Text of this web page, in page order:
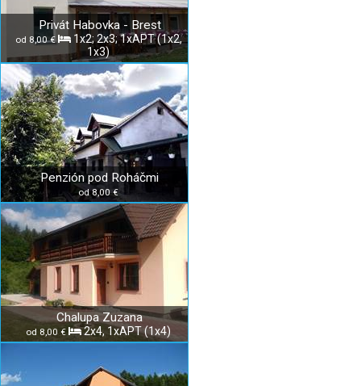
Privát Habovka - Brest
od 8,00 €
1x2; 2x3; 1xAPT (1x2,
1x3)
Penzión pod Roháčmi
od 8,00 €
Chalupa Zuzana
od 8,00 € 2x4, 1xAPT (1x4)